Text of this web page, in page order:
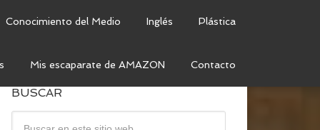
Conocimiento del Medio Inglés Plástica
Mis escaparate de AMAZON Contacto
BUSCAR